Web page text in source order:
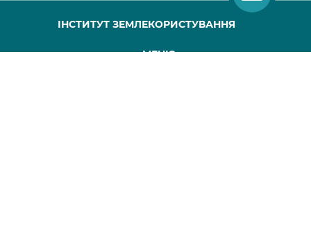
ІНСТИТУТ ЗЕМЛЕКОРИСТУВАННЯ
МЕНЮ